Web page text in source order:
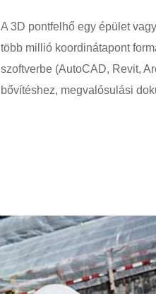
A 3D pontfelhő egy épület
több millió koordinátapont
szoftverbe (AutoCAD, Revit,
bővítéshez, megvalósulási